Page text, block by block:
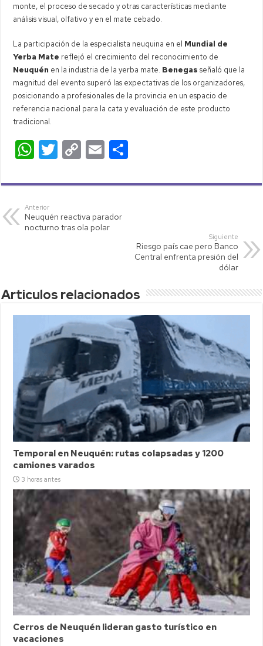
monte, el proceso de secado y otras características mediante
análisis visual, olfativo y en el mate cebado.
La participación de la especialista neuquina en el Mundial de
Yerba Mate reflejó el crecimiento del reconocimiento de
Neuquén en la industria de la yerba mate. Benegas señaló que la
magnitud del evento superó las expectativas de los organizadores,
posicionando a profesionales de la provincia en un espacio de
referencia nacional para la cata y evaluación de este producto
tradicional.
W
at
s
A
T
tt
C
p
Li
E
ail m
tir
Anterior
Neuquén reactiva parador
nocturno tras ola polar
Siguiente
Riesgo país cae pero Banco
Central enfrenta presión del
dólar
Articulos relacionados
Temporal en Neuquén: rutas colapsadas y 1200
camiones varados
3 horas antes
Cerros de Neuquén lideran gasto turístico en
vacaciones